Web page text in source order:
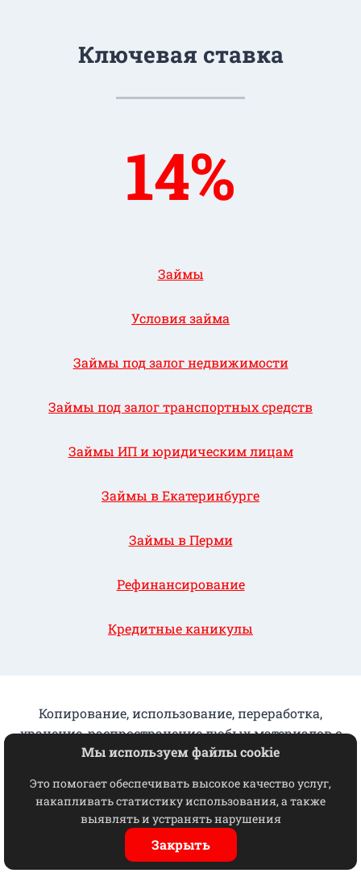
Ключевая ставка
14%
Займы
Условия займа
Займы под залог недвижимости
Займы под залог транспортных средств
Займы ИП и юридическим лицам
Займы в Екатеринбурге
Займы в Перми
Рефинансирование
Кредитные каникулы
Копирование, использование, переработка,
хранение, распространение любых материалов с
данного сайта разрешается исключительно с
Отказ от взаимодействия
© 2026 ГорФинУрал
Мы используем файлы cookie
Это помогает обеспечивать высокое качество услуг,
накапливать статистику использования, а также
выявлять и устранять нарушения
Закрыть